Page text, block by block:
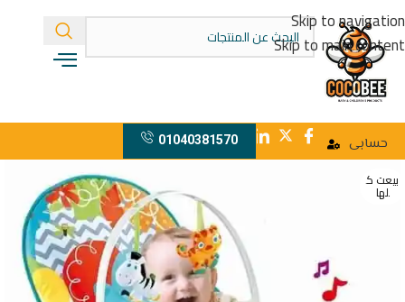
Skip to navigation
Skip to main content
حسابى 01040381570
بيعت ك
لها